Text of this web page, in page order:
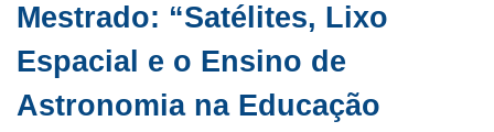
Mestrado: “Satélites, Lixo
Espacial e o Ensino de
Astronomia na Educação